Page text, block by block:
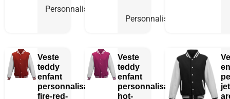
Personnaliser
Personnaliser
Veste
teddy
enfant
personnalisable
fire-red-
Veste
teddy
enfant
personnalisable
hot-